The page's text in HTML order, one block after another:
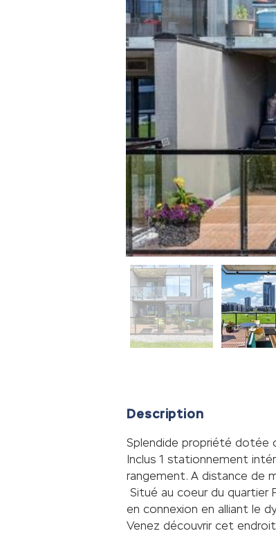
Description
Splendide propriété dotée
Inclus 1 stationnement
rangement. A distance de
Situé au coeur du quartier
en connexion en alliant le
Venez découvrir cet endroit